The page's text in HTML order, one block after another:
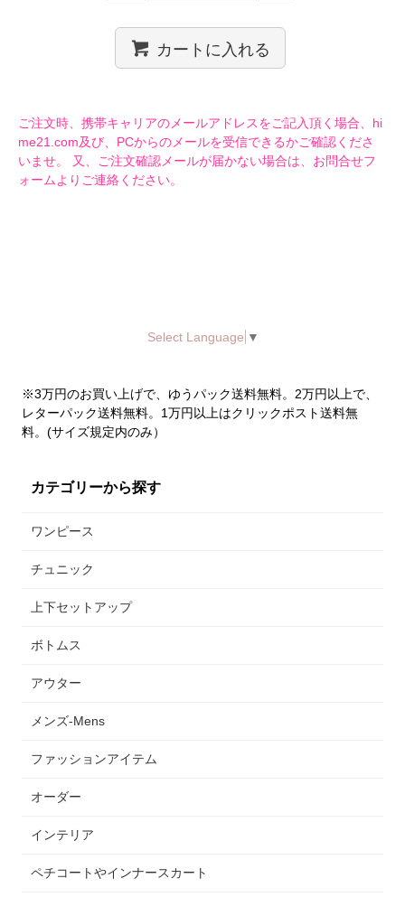
カートに入れる
ご注文時、携帯キャリアのメールアドレスをご記入頂く場合、hi
me21.com及び、PCからのメールを受信できるかご確認くださ
いませ。 又、ご注文確認メールが届かない場合は、お問合せフ
ォームよりご連絡ください。
Select Language ▼
※3万円のお買い上げで、ゆうパック送料無料。2万円以上で、
レターパック送料無料。1万円以上はクリックポスト送料無
料。(サイズ規定内のみ）
カテゴリーから探す
ワンピース
チュニック
上下セットアップ
ボトムス
アウター
メンズ-Mens
ファッションアイテム
オーダー
インテリア
ペチコートやインナースカート